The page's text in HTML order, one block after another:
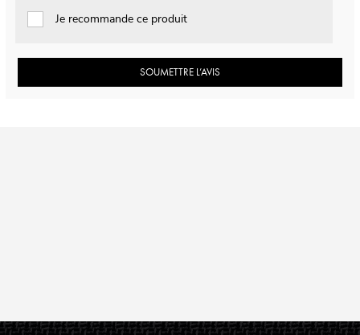
Je recommande ce produit
SOUMETTRE L’AVIS